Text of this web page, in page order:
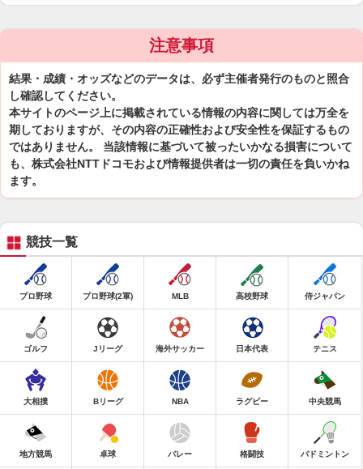
注意事項
結果・成績・オッズなどのデータは、必ず主催者発行のものと照合
し確認してください。
本サイトのページ上に掲載されている情報の内容に関しては万全を
期しておりますが、その内容の正確性および安全性を保証するもの
ではありません。 当該情報に基づいて被ったいかなる損害について
も、株式会社NTTドコモおよび情報提供者は一切の責任を負いかね
ます。
競技一覧
プロ野球 プロ野球(2軍) MLB 高校野球 侍ジャパン
ゴルフ Jリーグ 海外サッカー 日本代表 テニス
大相撲 Bリーグ NBA ラグビー 中央競馬
地方競馬 卓球 バレー 格闘技 バドミントン